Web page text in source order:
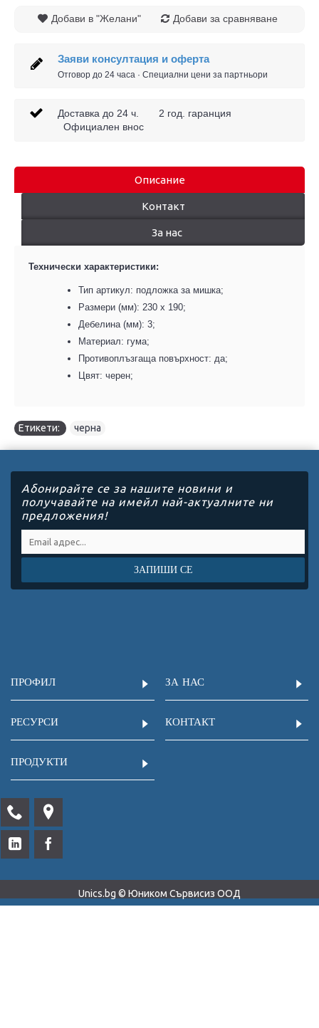
Добави в "Желани" Добави за сравняване
Заяви консултация и оферта
Отговор до 24 часа · Специални цени за партньори
Доставка до 24 ч. 2 год. гаранция
Официален внос
Описание
Контакт
За нас
Технически характеристики:
Тип артикул: подложка за мишка;
Размери (мм): 230 х 190;
Дебелина (мм): 3;
Материал: гума;
Противоплъзгаща повърхност: да;
Цвят: черен;
Етикети: черна
Абонирайте се за нашите новини и
получавайте на имейл най-актуалните ни
предложения!
ЗАПИШИ СЕ
ПРОФИЛ ЗА НАС
РЕСУРСИ КОНТАКТ
ПРОДУКТИ
Unics.bg © Юником Сървисиз ООД